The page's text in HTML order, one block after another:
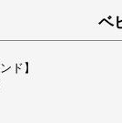
ベ
ド】